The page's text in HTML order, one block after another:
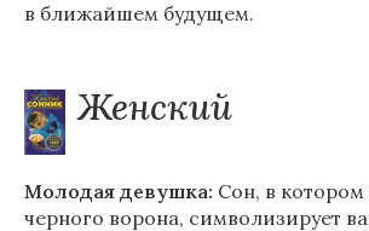
в ближайшем будущем.
Женский
Молодая девушка: Сон, в
черного ворона, символизирует